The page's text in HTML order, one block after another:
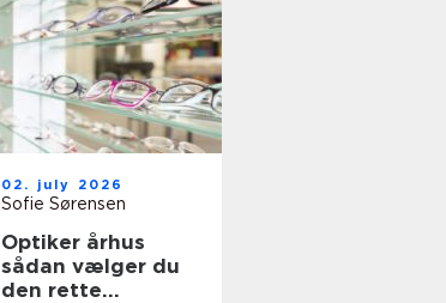
02. july 2026
Sofie Sørensen
Optiker århus
sådan vælger du
den rette